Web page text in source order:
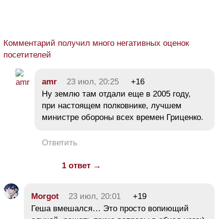
Комментарий получил много негативных оценок
посетителей
amr 23 июл, 20:25
+16
Ну землю там отдали еще в 2005 году,
при настоящем полковнике, лучшем
министре обороны всех времен Гриценко.
Ответить
1 ответ →
Morgot 23 июл, 20:01
+19
Геша вмешался… Это просто вопиющий